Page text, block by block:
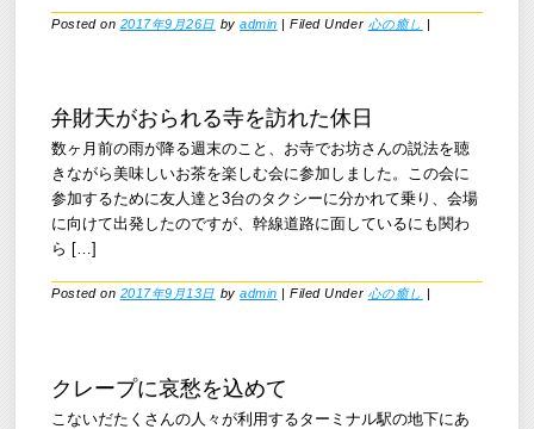
Posted on 2017年9月26日 byadmin |Filed Under 心の癒し |
弁財天がおられる寺を訪れた休日
数ヶ月前の雨が降る週末のこと、お寺でお坊さんの説法を聴
きながら美味しいお茶を楽しむ会に参加しました。この会に
参加するために友人達と3台のタクシーに分かれて乗り、会場
に向けて出発したのですが、幹線道路に面しているにも関わ
ら […]
Posted on 2017年9月13日 byadmin |Filed Under 心の癒し |
クレープに哀愁を込めて
こないだたくさんの人々が利用するターミナル駅の地下にあ